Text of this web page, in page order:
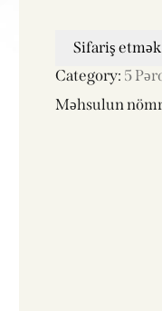
Sifariş etmək
Category: 5
Məhsulun